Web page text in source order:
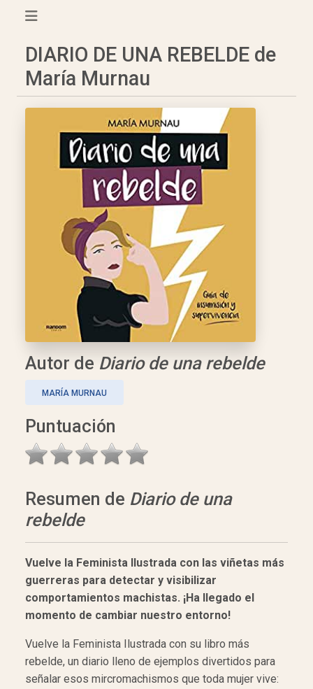
DIARIO DE UNA REBELDE de
María Murnau
Autor de Diario de una rebelde
MARÍA MURNAU
Puntuación
Resumen de Diario de una
rebelde
Vuelve la Feminista Ilustrada con las viñetas más
guerreras para detectar y visibilizar
comportamientos machistas. ¡Ha llegado el
momento de cambiar nuestro entorno!
Vuelve la Feminista Ilustrada con su libro más
rebelde, un diario lleno de ejemplos divertidos para
señalar esos mircromachismos que toda mujer vive: